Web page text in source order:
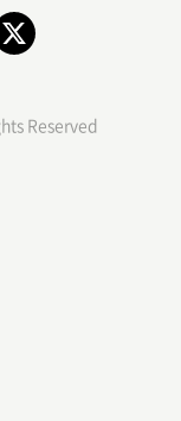
Reserved